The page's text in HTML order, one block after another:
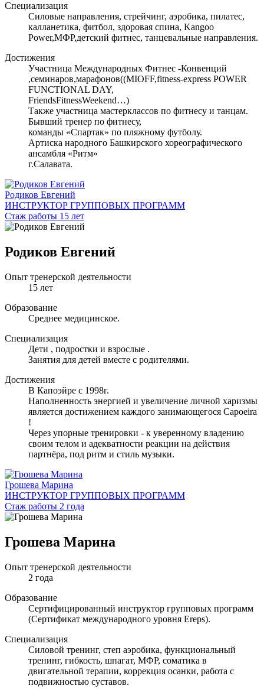
Специализация
Силовые направления, стрейчинг, аэробика, пилатес,
калланетика, фитбол, здоровая спина, Kangoo
Power,МФР,детский фитнес, танцевальные направления.
Достижения
Участница Международных Фитнес -Конвенций
,семинаров,марафонов((MIOFF,fitness-express POWER
FUNCTIONAL DAY,
FriendsFitnessWeekend…)
Также участница мастерклассов по фитнесу и танцам.
Бывший тренер по фитнесу,
команды «Спартак» по пляжному футболу.
Артиска народного Башкирского хореографического
ансамбля «Ритм»
г.Салавата.
Родиков Евгений
ИНСТРУКТОР ГРУППОВЫХ ПРОГРАММ
Стаж работы 15 лет
Родиков Евгений
Опыт тренерской деятельности
15 лет
Образование
Среднее медицинское.
Специализация
Дети , подростки и взрослые .
Занятия для детей вместе с родителями.
Достижения
В Капоэйре с 1998г.
Наполненность энергией и увеличение личной харизмы
является достижением каждого занимающегося Capoeira
!
Через упорные тренировки - к уверенному владению
своим телом и адекватности реакции на действия
партнёра, под ритм и стиль музыки.
Грошева Марина
ИНСТРУКТОР ГРУППОВЫХ ПРОГРАММ
Стаж работы 2 года
Грошева Марина
Опыт тренерской деятельности
2 года
Образование
Сертифицированный инструктор групповых программ
(Сертификат международного уровня Ereps).
Специализация
Силовой тренинг, степ аэробика, функциональный
тренинг, гибкость, шпагат, МФР, соматика в
двигательной терапии, коррекция осанки, работа с
подвижностью суставов.